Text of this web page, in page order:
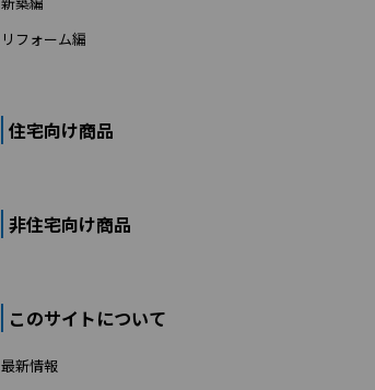
リフォーム編
住宅向け商品
非住宅向け商品
このサイトについて
最新情報